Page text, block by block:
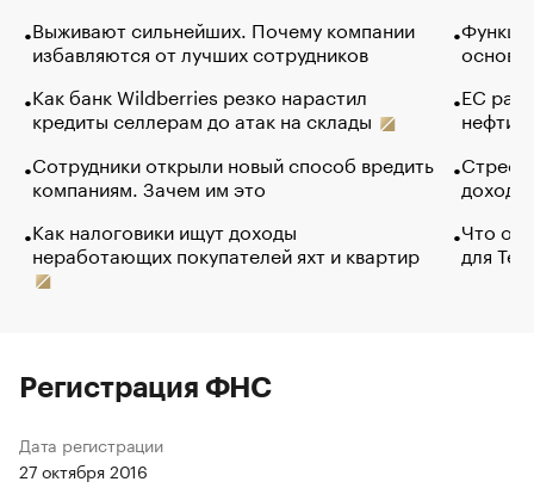
Выживают сильнейших. Почему компании
избавляются от лучших сотрудников
Как банк Wildberries резко нарастил
кредиты селлерам до атак на склады
Сотрудники открыли новый способ вредить
компаниям. Зачем им это
Как налоговики ищут доходы
неработающих покупателей яхт и квартир
основ
ЕС
нефти
Что
для
Регистрация ФНС
Дата регистрации
27 октября 2016